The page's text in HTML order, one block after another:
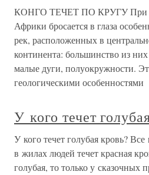
КОНГО ТЕЧЕТ ПО КРУГУ При
Африки бросается в глаза
рек, расположенных в
континента: большинство из
малые дуги, полуокружности.
геологическими особенностями
У кого течет
У кого течет голубая кровь?
в жилах людей течет красная
голубая, то только у сказочных